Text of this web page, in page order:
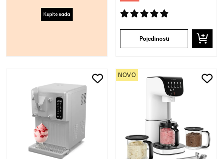
Kupite sada
Pojedinosti
NOVO